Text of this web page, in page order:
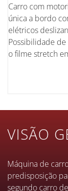
Carro com
única a bordo
elétricos
Possibilidade
o filme stretch
VISÃO
Máquina de
predisposição
segundo carro